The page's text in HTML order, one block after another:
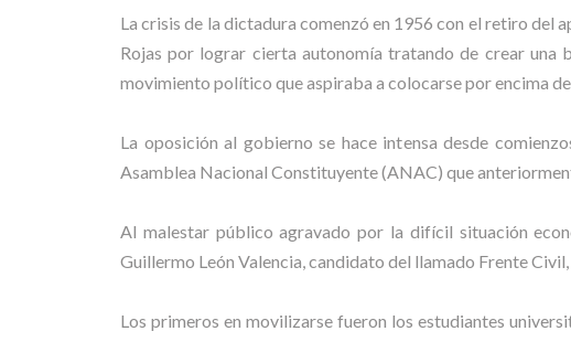
La crisis de la dictadura comenzó en 1956 con el retiro del
Rojas por lograr cierta autonomía tratando de crear una
movimiento político que aspiraba a colocarse por encima
La oposición al gobierno se hace intensa desde
Asamblea Nacional Constituyente (ANAC) que
Al malestar público agravado por la difícil situación
Guillermo León Valencia, candidato del llamado Frente
Los primeros en movilizarse fueron los estudiantes